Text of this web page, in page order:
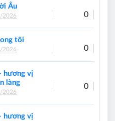
Âu
2026 0
tôi
2026 0
hương vị
làng
2026
0
hương vị